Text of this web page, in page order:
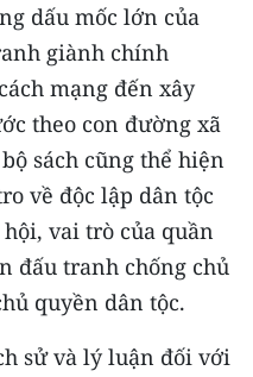
dấu mốc lớn của
giành chính
mạng đến xây
theo con đường xã
sách cũng thể hiện
về độc lập dân tộc
vai trò của quần
đấu tranh chống chủ
quyền dân tộc.
sử và lý luận đối với